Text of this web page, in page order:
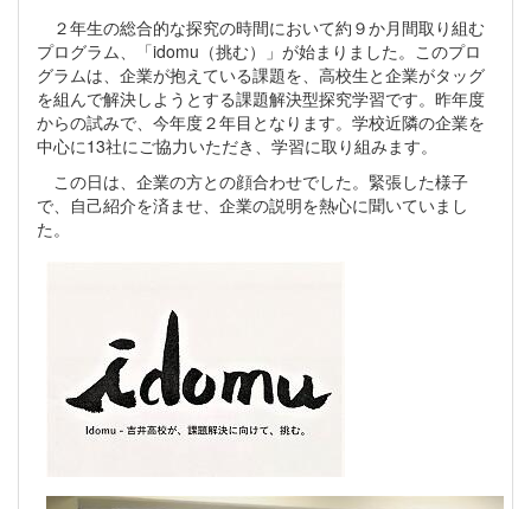
２年生の総合的な探究の時間において約９か月間取り組む
プログラム、「idomu（挑む）」が始まりました。このプロ
グラムは、企業が抱えている課題を、高校生と企業がタッグ
を組んで解決しようとする課題解決型探究学習です。昨年度
からの試みで、今年度２年目となります。学校近隣の企業を
中心に13社にご協力いただき、学習に取り組みます。
この日は、企業の方との顔合わせでした。緊張した様子
で、自己紹介を済ませ、企業の説明を熱心に聞いていまし
た。